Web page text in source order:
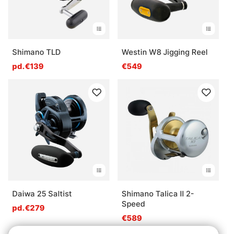
Shimano TLD
pd.€139
Westin W8 Jigging Reel
€549
Daiwa 25 Saltist
pd.€279
Shimano Talica II 2-
Speed
€589